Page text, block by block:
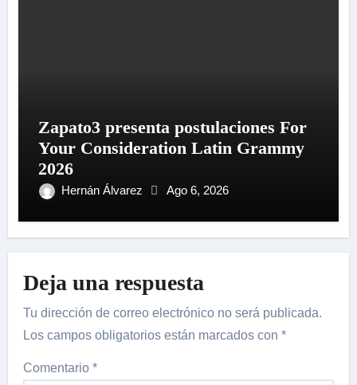
Zapato3 presenta postulaciones For
Your Consideration Latin Grammy
2026
Hernán Álvarez Ago 6, 2026
Deja una respuesta
Tu dirección de correo electrónico no será publicada.
Los campos obligatorios están marcados con*
Comentario*